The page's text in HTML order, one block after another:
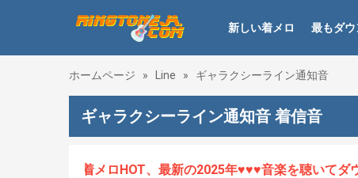
新しい着メロ 最もダ
ホームページ » Line » ギャラクシーライン通知音
ギャラクシーライン通知音 着信音
♥♥♥着メロHOT、最新の2025年♥♥♥音楽を聴いてダウ